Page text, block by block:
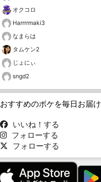
オクコロ
Harrrrmaki3
なまらは
タムケン2
じょにぃ
sngd2
おすすめのボケを毎日お届け
いいね！する
フォローする
フォローする